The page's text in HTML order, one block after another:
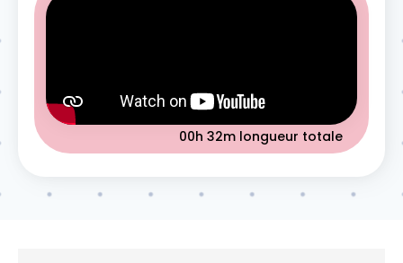
00h 32m longueur totale